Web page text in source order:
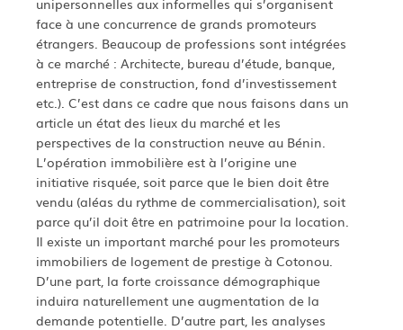
unipersonnelles aux informelles qui s’organisent
face à une concurrence de grands promoteurs
étrangers. Beaucoup de professions sont intégrées
à ce marché : Architecte, bureau d’étude, banque,
entreprise de construction, fond d’investissement
etc.). C’est dans ce cadre que nous faisons dans un
article un état des lieux du marché et les
perspectives de la construction neuve au Bénin.
L’opération immobilière est à l’origine une
initiative risquée, soit parce que le bien doit être
vendu (aléas du rythme de commercialisation), soit
parce qu’il doit être en patrimoine pour la location.
Il existe un important marché pour les promoteurs
immobiliers de logement de prestige à Cotonou.
D’une part, la forte croissance démographique
induira naturellement une augmentation de la
demande potentielle. D’autre part, les analyses